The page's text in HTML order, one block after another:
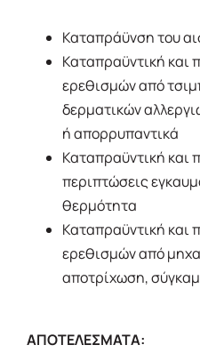
Καταπράϋνση του
Καταπραϋντική και
ερεθισμών από
δερματικών
ή απορρυπαντικά
Καταπραϋντική και
περιπτώσεις
θερμότητα
Καταπραϋντική και
ερεθισμών από
αποτρίχωση,
ΑΠΟΤΕΛΕΣΜΑΤΑ: